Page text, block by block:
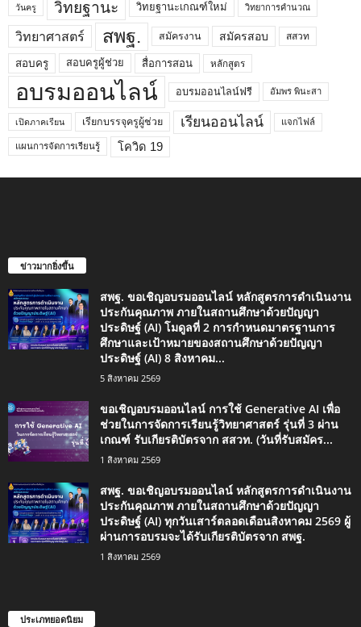
วันครู วิทยฐานะ วิทยฐานะเกณฑ์ใหม่ วิทยาการคำนวณ
วิทยาศาสตร์ สพฐ. สมัครงาน สมัครสอบ สสวท
สอบครู สอบครูผู้ช่วย สื่อการสอน หลักสูตร
อบรมออนไลน์ อบรมออนไลน์ฟรี อัมพร พินะสา
เปิดภาคเรียน เรียกบรรจุครูผู้ช่วย เรียนออนไลน์ แจกไฟล์
แผนการจัดการเรียนรู้ โควิด 19
ข่าวมากยิ่งขึ้น
สพฐ. ขอเชิญอบรมออนไลน์ หลักสูตรการดำเนินงาน
ประกันคุณภาพ ภายในสถานศึกษาด้วยปัญญา
ประดิษฐ์ (AI) โมดูลที่ 2 การกำหนดมาตรฐานการ
ศึกษาและเป้าหมายของสถานศึกษาด้วยปัญญา
ประดิษฐ์ (AI) 8 สิงหาคม...
5 สิงหาคม 2569
ขอเชิญอบรมออนไลน์ การใช้ Generative AI เพื่อ
ช่วยในการจัดการเรียนรู้วิทยาศาสตร์ รุ่นที่ 3 ผ่าน
เกณฑ์ รับเกียรติบัตรจาก สสวท. (วันที่รับสมัคร...
1 สิงหาคม 2569
สพฐ. ขอเชิญอบรมออนไลน์ หลักสูตรการดำเนินงาน
ประกันคุณภาพ ภายในสถานศึกษาด้วยปัญญา
ประดิษฐ์ (AI) ทุกวันเสาร์ตลอดเดือนสิงหาคม 2569 ผู้
ผ่านการอบรมจะได้รับเกียรติบัตรจาก สพฐ.
1 สิงหาคม 2569
ประเภทยอดนิยม